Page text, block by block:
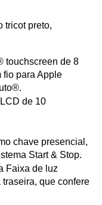
tricot preto,
touchscreen de 8
fio para Apple
de 10
chave presencial,
Start & Stop.
Faixa de luz
que confere